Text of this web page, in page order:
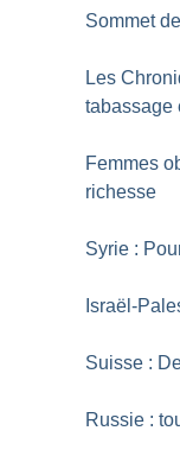
Sommet
Les
tabassage
Femmes
richesse
Syrie :
Israël-
Suisse :
Russie :